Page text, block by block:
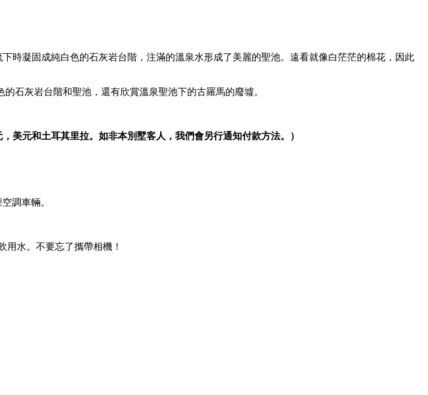
時凝固成純白色的石灰岩台階，注滿的溫泉水形成了美麗的聖池。遠看就像白茫茫的棉花，因此
石灰岩台階和聖池，還有欣賞溫泉聖池下的古羅馬的廢墟。
美元和土耳其里拉。如非本別墅客人，我們會另行通知付款方法。）
調車輛。
水。不要忘了攜帶相機！